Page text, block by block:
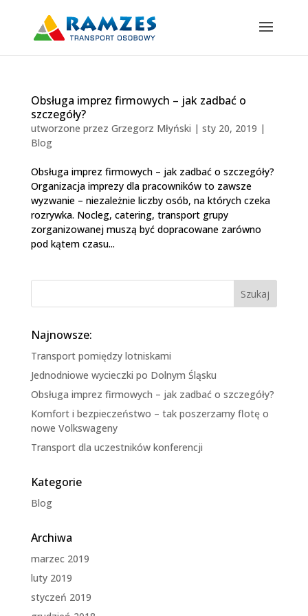
Obsługa imprez firmowych – jak zadbać o
szczegóły?
utworzone przez Grzegorz Młyński | sty 20, 2019 |
Blog
Obsługa imprez firmowych – jak zadbać o szczegóły?
Organizacja imprezy dla pracowników to zawsze
wyzwanie – niezależnie liczby osób, na których czeka
rozrywka. Nocleg, catering, transport grupy
zorganizowanej muszą być dopracowane zarówno
pod kątem czasu...
Najnowsze:
Transport pomiędzy lotniskami
Jednodniowe wycieczki po Dolnym Śląsku
Obsługa imprez firmowych – jak zadbać o szczegóły?
Komfort i bezpieczeństwo – tak poszerzamy flotę o
nowe Volkswageny
Transport dla uczestników konferencji
Kategorie
Blog
Archiwa
marzec 2019
luty 2019
styczeń 2019